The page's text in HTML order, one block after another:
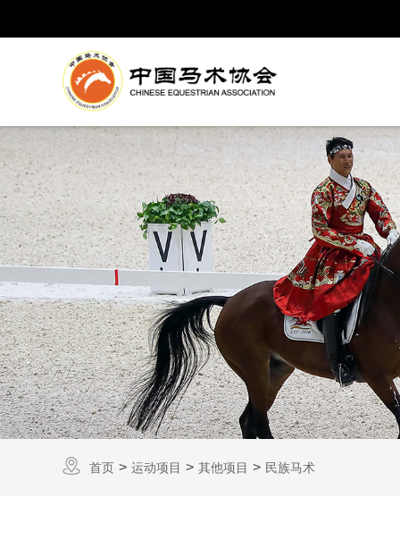
首页 运动项目 其他项目 民族马术